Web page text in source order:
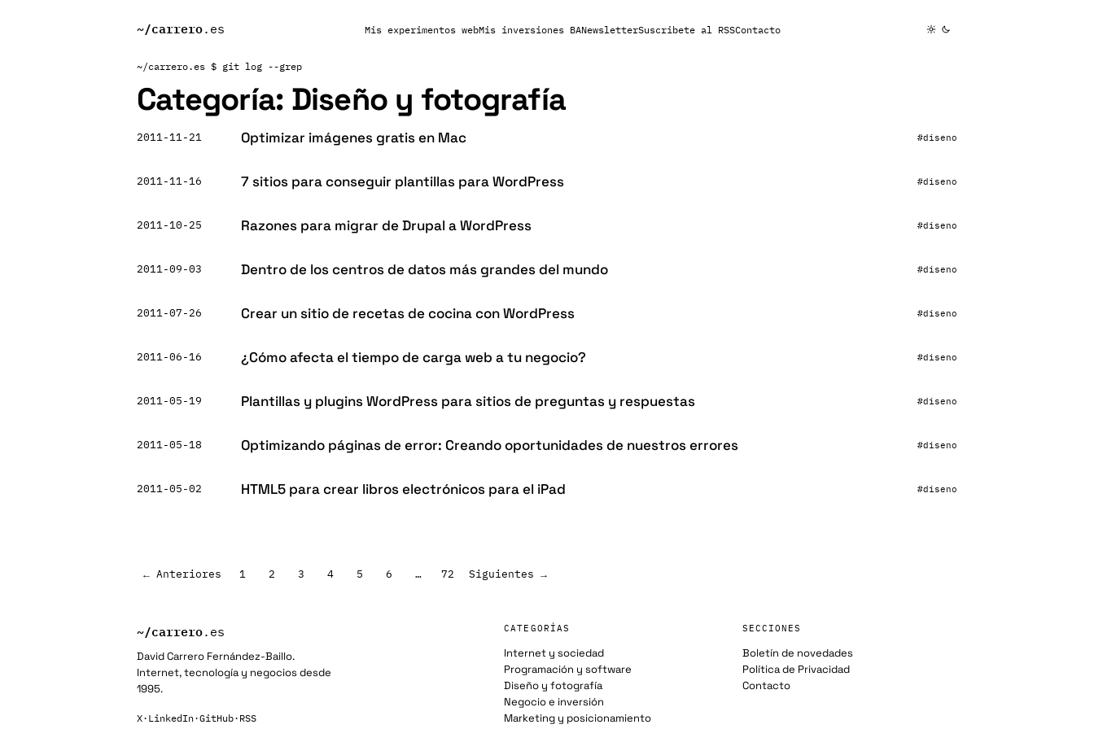
~/carrero.es Mis experimentos webMis inversiones BANewsletterSuscribete al RSSContacto
~/carrero.es $ git log --grep
Categoría: Diseño y fotografía
2011-11-21 Optimizar imágenes gratis en Mac #diseno
2011-11-16 7 sitios para conseguir plantillas para WordPress #diseno
2011-10-25 Razones para migrar de Drupal a WordPress #diseno
2011-09-03 Dentro de los centros de datos más grandes del mundo #diseno
2011-07-26 Crear un sitio de recetas de cocina con WordPress #diseno
2011-06-16 ¿Cómo afecta el tiempo de carga web a tu negocio? #diseno
2011-05-19 Plantillas y plugins WordPress para sitios de preguntas y respuestas #diseno
2011-05-18 Optimizando páginas de error: Creando oportunidades de nuestros errores #diseno
2011-05-02 HTML5 para crear libros electrónicos para el iPad #diseno
Paginación
entradas
← Anteriores 1 2 3 4 5 6 … 72 Siguientes →
~/carrero.es
David Carrero Fernández-Baillo.
Internet, tecnología y negocios desde
1995.
X· LinkedIn·GitHub· RSS
CATEGORÍAS
Internet y sociedad
Programación y software
Diseño y fotografía
Negocio e inversión
Marketing y posicionamiento
SECCIONES
Boletín de novedades
Política de Privacidad
Contacto